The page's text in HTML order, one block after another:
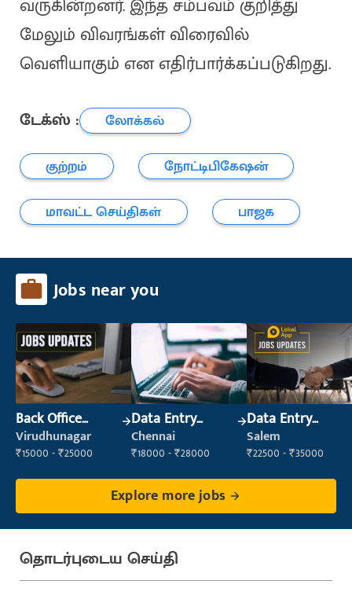
வருகின்றனர். இந்த சம்பவம் குறித்து
மேலும் விவரங்கள் விரைவில்
வெளியாகும் என எதிர்பார்க்கப்படுகிறது.
டேக்ஸ் :
லோக்கல்
குற்றம்
நோட்டிபிகேஷன்
மாவட்ட செய்திகள்
பாஜக
Jobs near you
Back Office
Executive
(Administration)
Virudhunagar
₹15000 - ₹25000
Data Entry
Operator
Chennai
₹18000 - ₹28000
Data Entry
Operator
Salem
₹22500 - ₹35000
Explore more jobs
தொடர்புடைய செய்தி